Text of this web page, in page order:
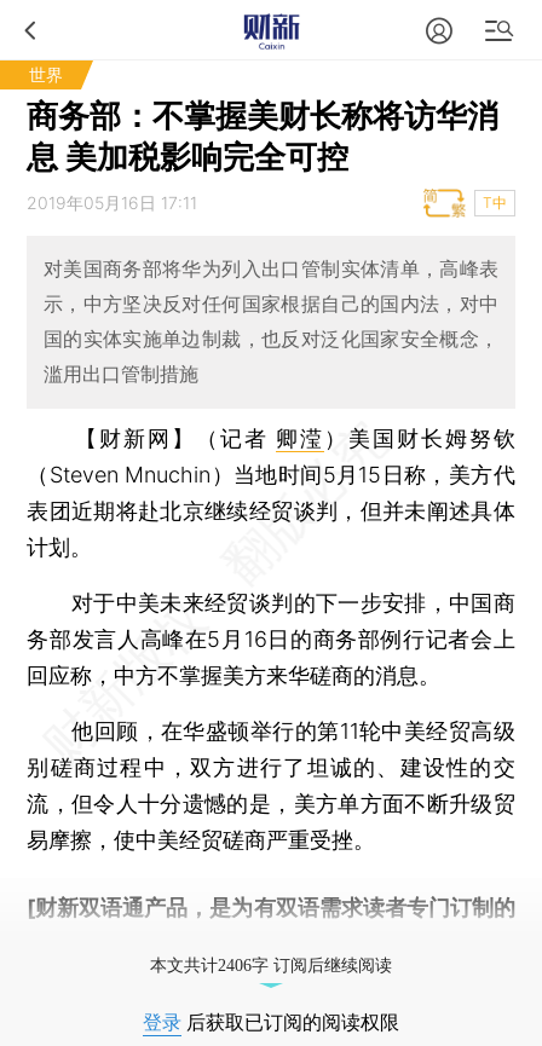
世界
商务部：不掌握美财长称将访华消
息 美加税影响完全可控
2019年05月16日 17:11 T中
对美国商务部将华为列入出口管制实体清单，高峰表
示，中方坚决反对任何国家根据自己的国内法，对中
国的实体实施单边制裁，也反对泛化国家安全概念，
滥用出口管制措施
【财新网】（记者 卿滢 ） 美国财长姆努钦
（Steven Mnuchin）当地时间5月15日称，美方代
表团近期将赴北京继续经贸谈判，但并未阐述具体
计划。
对于中美未来经贸谈判的下一步安排，中国商
务部发言人高峰在5月16日的商务部例行记者会上
回应称，中方不掌握美方来华磋商的消息。
他回顾，在华盛顿举行的第11轮中美经贸高级
别磋商过程中，双方进行了坦诚的、建设性的交
流，但令人十分遗憾的是，美方单方面不断升级贸
易摩擦，使中美经贸磋商严重受挫。
[财新双语通产品，是为有双语需求读者专门订制的
本文共计2406字 订阅后继续阅读
登录 后获取已订阅的阅读权限